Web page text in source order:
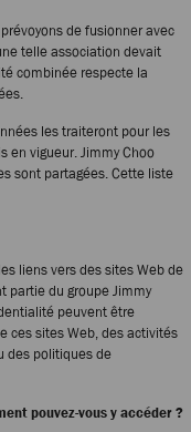
de fusionner avec
telle association devait
combinée respecte la
les traiteront pour les
en vigueur. Jimmy Choo
sont partagées. Cette liste
liens vers des sites Web de
partie du groupe Jimmy
peuvent être
ces sites Web, des activités
des politiques de
pouvez-vous y accéder ?